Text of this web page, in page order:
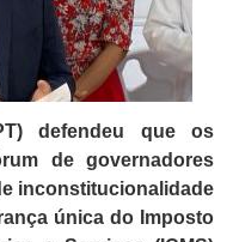
defendeu que os
de governadores
inconstitucionalidade
única do Imposto